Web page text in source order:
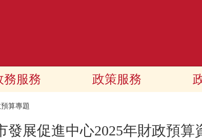
務服務 政策服務
算專題
發展促進中心2025年財政預算